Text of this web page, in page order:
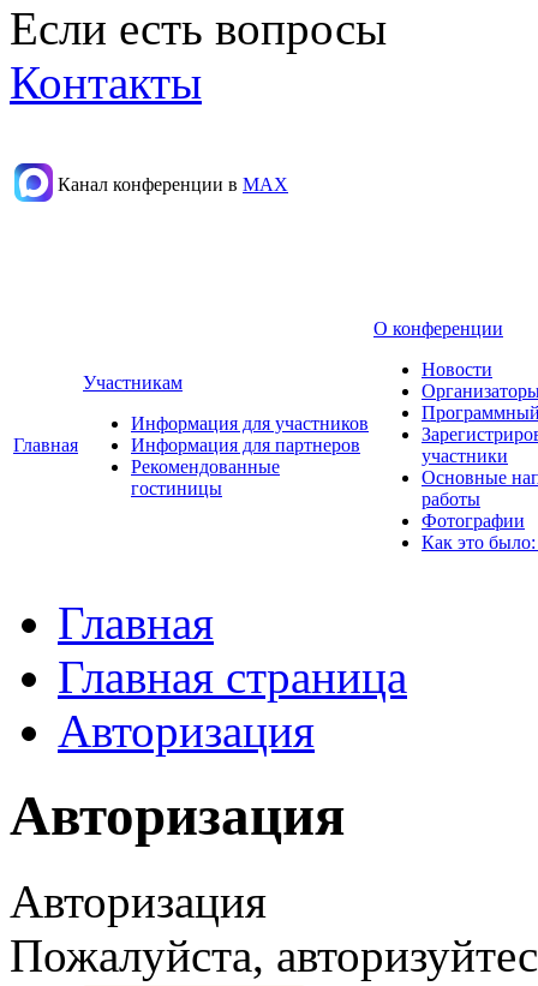
Если есть вопросы
Контакты
Канал конференции в МАХ
Главная
Участникам
Информация для участников
Информация для партнеров
Рекомендованные
гостиницы
О конференции
Новости
участники
Основные
работы
Фотографии
Как это
Главная
Главная страница
Авторизация
Авторизация
Авторизация
Пожалуйста,